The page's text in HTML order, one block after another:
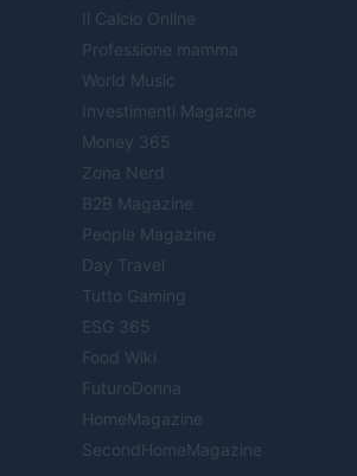
Il Calcio Online
Professione mamma
World Music
Investimenti Magazine
Money 365
Zona Nerd
B2B Magazine
People Magazine
Day Travel
Tutto Gaming
ESG 365
Food Wiki
FuturoDonna
HomeMagazine
SecondHomeMagazine